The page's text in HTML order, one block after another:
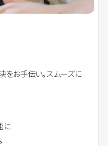
をお手伝い。スムーズに
に